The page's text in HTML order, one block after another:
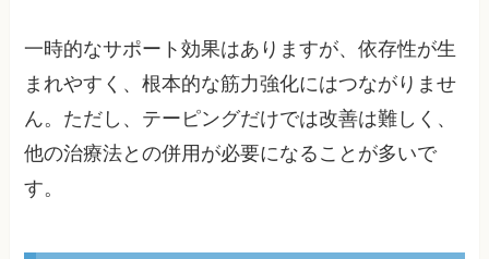
一時的なサポート効果はありますが、依存性が生
まれやすく、根本的な筋力強化にはつながりませ
ん。ただし、テーピングだけでは改善は難しく、
他の治療法との併用が必要になることが多いで
す。